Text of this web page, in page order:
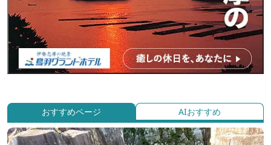
おすすめページ AIおすすめ